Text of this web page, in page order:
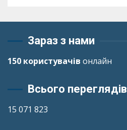
Зараз з нами
150 користувачів онлайн
Всього переглядів
15 071 823